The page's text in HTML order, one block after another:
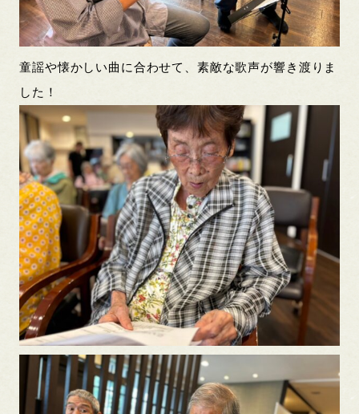
童謡や懐かしい曲に合わせて、素敵な歌声が響き渡りま
した！